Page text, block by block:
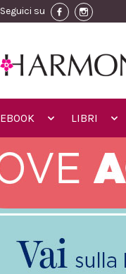
Seguici su
EBOOK LIBRI